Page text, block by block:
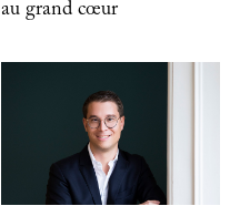
au grand cœur